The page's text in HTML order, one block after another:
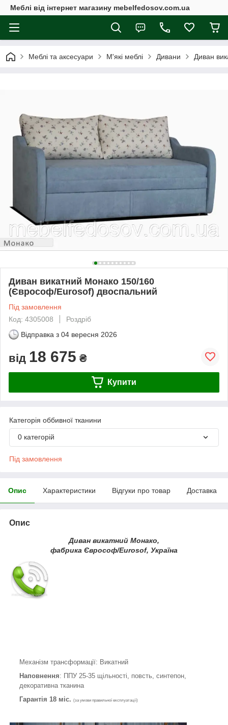
Меблі від інтернет магазину mebelfedosov.com.ua
Меблі та аксесуари М'які меблі Дивани Диван
Диван викатний Монако 150/160
(Єврософ/Eurosof) двоспальний
Під замовлення
Код: 4305008
Роздріб
Відправка з 04 вересня 2026
від 18 675 ₴
Купити
Категорія оббивної тканини
0 категорій
Під замовлення
Опис Характеристики Відгуки про товар Доставка
Опис
Диван викатний Монако,
фабрика Єврософ/Eurosof, Україна
Механізм трансформації: Викатний
Наповнення: ППУ 25-35 щільності, повсть, синтепон,
декоративна тканина
Гарантія 18 міс. (за умови правильної експлуатації)